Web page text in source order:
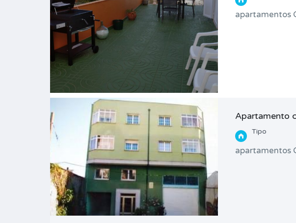
apartamentos
Apartamento
Tipo
apartamentos